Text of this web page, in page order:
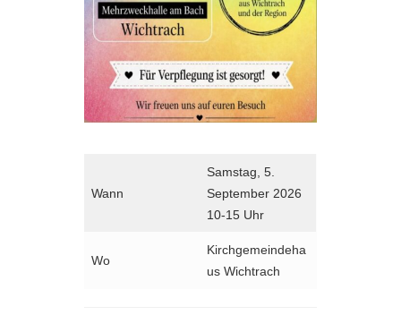
Wann
Samstag, 5.
September 2026
10-15 Uhr
Wo
Kirchgemeindeha
us Wichtrach